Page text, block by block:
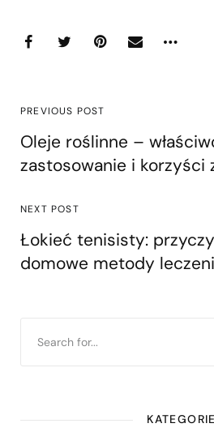
PREVIOUS POST
Oleje roślinne –
zastosowanie i korzyści
NEXT POST
Łokieć tenisisty:
domowe metody
KATEGORIE